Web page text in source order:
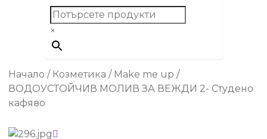
×
Начало / Козметика / Make me up /
ВОДОУСТОЙЧИВ МОЛИВ ЗА ВЕЖДИ 2- Студено
кафяво